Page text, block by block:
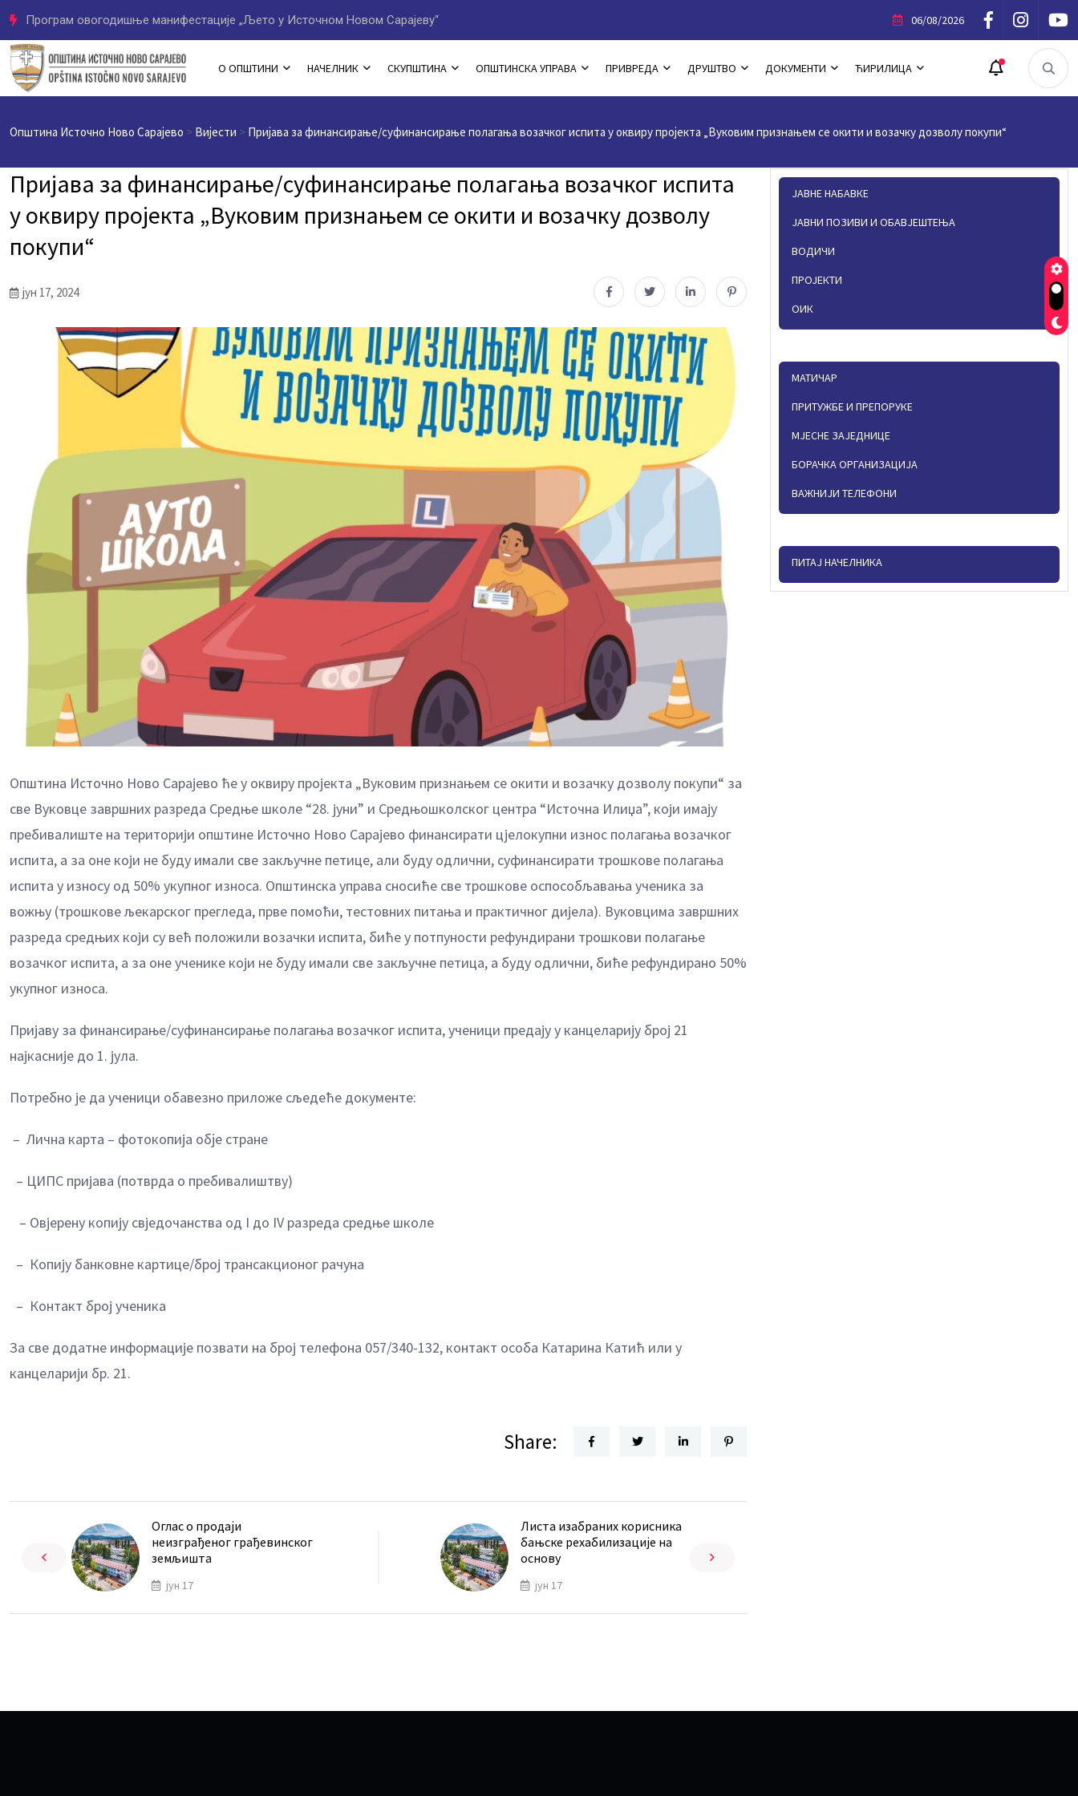
Програм овогодишње манифестације „Љето у Источном Новом Сарајеву“ Начелник Јован Катић добитник Повеље Општине Трново 06/08/2026
О ОПШТИНИ НАЧЕЛНИК СКУПШТИНА ОПШТИНСКА УПРАВА ПРИВРЕДА ДРУШТВО ДОКУМЕНТИ ЋИРИЛИЦА
Општина Источно Ново Сарајево > Вијести > Пријавa за финансирање/суфинансирање полагања возачког испита у оквиру пројекта „Вуковим признањем се окити и возачку дозволу покупи“
Пријавa за финансирање/суфинансирање полагања возачког испита
у оквиру пројекта „Вуковим признањем се окити и возачку дозволу
покупи“
јун 17, 2024
Општина Источно Ново Сарајево ће у оквиру пројекта „Вуковим признањем се окити и возачку дозволу покупи“ за
све Вуковце завршних разреда Средње школе “28. јуни” и Средњошколског центра “Источна Илиџа”, који имају
пребивалиште на територији општине Источно Ново Сарајево финансирати цјелокупни износ полагања возачког
испита, а за оне који не буду имали све закључне петице, али буду одлични, суфинансирати трошкове полагања
испита у износу од 50% укупног износа. Општинска управа сносиће све трошкове оспособљавања ученика за
вожњу (трошкове љекарског прегледа, прве помоћи, тестовних питања и практичног дијела). Вуковцима завршних
разреда средњих који су већ положили возачки испита, биће у потпуности рефундирани трошкови полагање
возачког испита, а за оне ученике који не буду имали све закључне петица, а буду одлични, биће рефундирано 50%
укупног износа.
Пријаву за финансирање/суфинансирање полагања возачког испита, ученици предају у канцеларију број 21
најкасније до 1. јула.
Потребно је да ученици обавезно приложе сљедеће документе:
– Лична карта – фотокопија обjе стране
– ЦИПС пријава (потврда о пребивалиштву)
– Овјерену копију свједочанства од I до IV разреда средње школе
– Копију банковне картице/број трансакционог рачуна
– Контакт број ученика
За све додатне информације позвати на број телефона 057/340-132, контакт особа Катарина Катић или у
канцеларији бр. 21.
Share:
Оглас о продаји
неизграђеног грађевинског
земљишта
јун 17
Листа изабраних корисника
бањске рехабилизације на
основу
јун 17
ЈАВНЕ НАБАВКЕ
ЈАВНИ ПОЗИВИ И ОБАВЈЕШТЕЊА
ВОДИЧИ
ПРОЈЕКТИ
ОИК
МАТИЧАР
ПРИТУЖБЕ И ПРЕПОРУКЕ
МЈЕСНЕ ЗАЈЕДНИЦЕ
БОРАЧКА ОРГАНИЗАЦИЈА
ВАЖНИЈИ ТЕЛЕФОНИ
ПИТАЈ НАЧЕЛНИКА